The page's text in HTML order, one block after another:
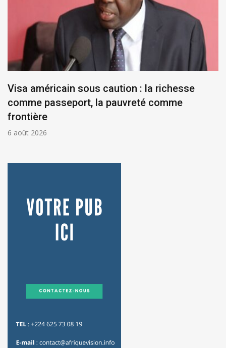
Visa américain sous caution : la richesse
comme passeport, la pauvreté comme
frontière
6 août 2026